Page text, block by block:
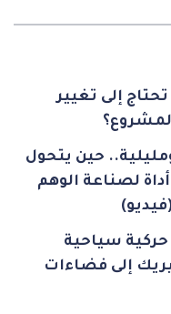
إلى تغيير
حين يتحول
لصناعة الوهم
أكادير 2026.. حركية سياحية
إلى فضاءات